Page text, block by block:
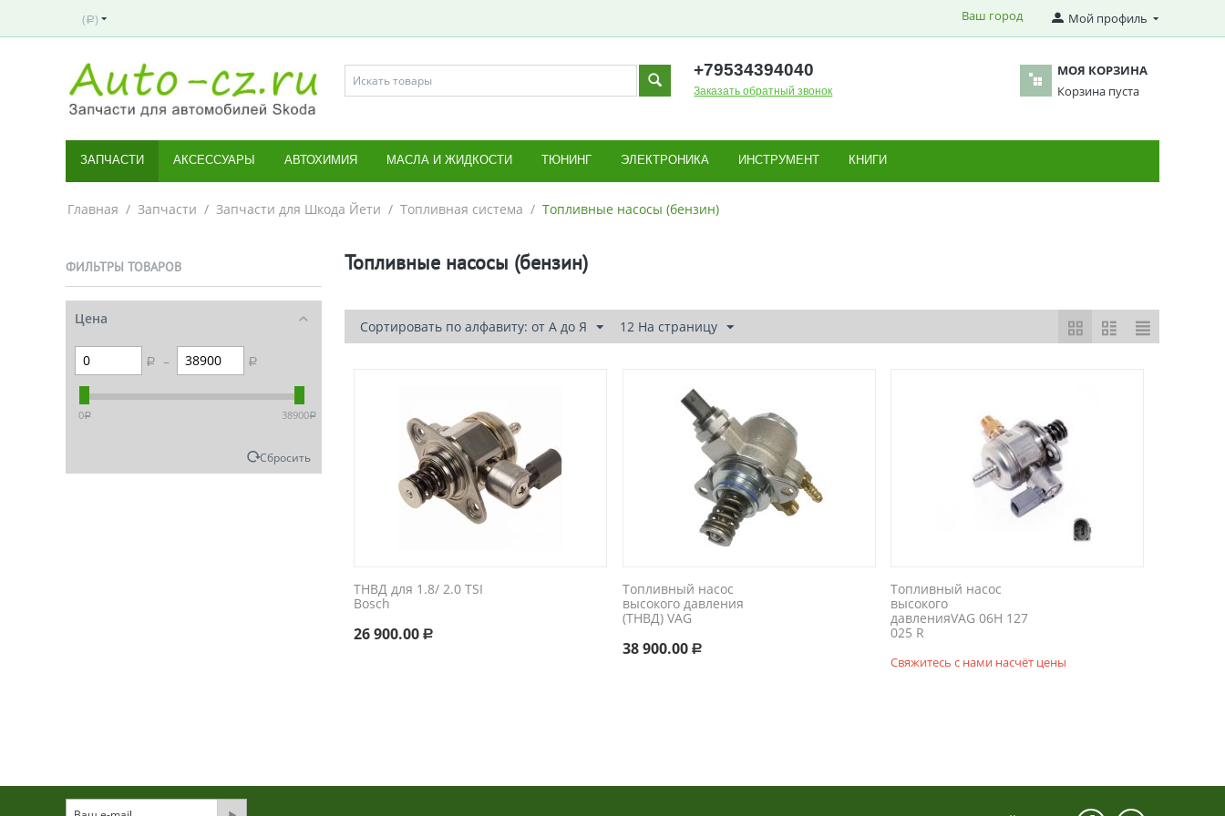
( Р ) Мой профиль
Ваш город
+79534394040
Заказать обратный звонок
МОЯ КОРЗИНА
Корзина пуста
ЗАПЧАСТИ АКСЕССУАРЫ АВТОХИМИЯ МАСЛА И ЖИДКОСТИ ТЮНИНГ ЭЛЕКТРОНИКА ИНСТРУМЕНТ КНИГИ
Главная / Запчасти / Запчасти для Шкода Йети / Топливная система / Топливные насосы (бензин)
ФИЛЬТРЫ ТОВАРОВ
Цена
Р – Р
0Р 38900Р
Сбросить
Топливные насосы (бензин)
Сортировать по алфавиту: от А до Я 12 На страницу
ТНВД для 1.8/ 2.0 TSI
Bosch
26 900.00 Р
Топливный насос
высокого давления
(ТНВД) VAG
38 900.00 Р
Топливный насос
высокого
давленияVAG 06H 127
025 R
Свяжитесь с нами насчёт цены